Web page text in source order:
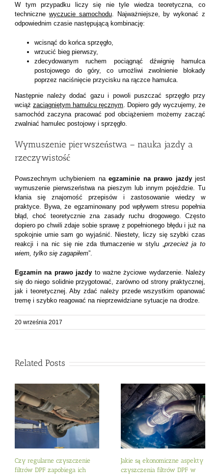
W tym przypadku liczy się nie tyle wiedza teoretyczna, co
techniczne wyczucie samochodu. Najważniejsze, by wykonać z
odpowiednim czasie następującą kombinację:
wcisnąć do końca sprzęgło,
wrzucić bieg pierwszy,
zdecydowanym ruchem pociągnąć dźwignię hamulca
postojowego do góry, co umożliwi zwolnienie blokady
poprzez naciśnięcie przycisku na rączce hamulca.
Następnie należy dodać gazu i powoli puszczać sprzęgło przy
wciąż zaciągniętym hamulcu ręcznym . Dopiero gdy wyczujemy, że
samochód zaczyna pracować pod obciążeniem możemy zacząć
zwalniać hamulec postojowy i sprzęgło.
Wymuszenie pierwszeństwa – nauka jazdy a
rzeczywistość
Powszechnym uchybieniem naegzaminie na prawo jazdyjest
wymuszenie pierwszeństwa na pieszym lub innym pojeździe. Tu
kłania się znajomość przepisów i zastosowanie wiedzy w
praktyce. Bywa, że egzaminowany pod wpływem stresu popełnia
błąd, choć teoretycznie zna zasady ruchu drogowego. Często
dopiero po chwili zdaje sobie sprawę z popełnionego błędu i już na
spokojnie umie sam go wyjaśnić. Niestety, liczy się szybki czas
reakcji i na nic się nie zda tłumaczenie w stylu „przecież ja to
wiem, tylko się zagapiłem”.
Egzamin na prawo jazdy to ważne życiowe wydarzenie. Należy
się do niego solidnie przygotować, zarówno od strony praktycznej,
jak i teoretycznej. Aby zdać należy przede wszystkim opanować
tremę i szybko reagować na nieprzewidziane sytuacje na drodze.
20 września 2017
Related Posts
Czy regularne czyszczenie
filtrów DPF zapobiega ich
Jakie są ekonomiczne aspekty
czyszczenia filtrów DPF w